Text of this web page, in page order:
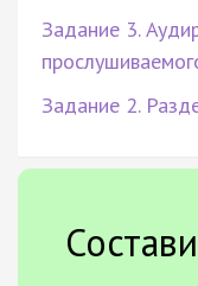
Задание 3.
Задание 2.